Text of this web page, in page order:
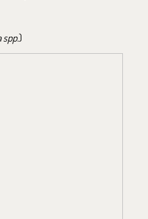
spp.)